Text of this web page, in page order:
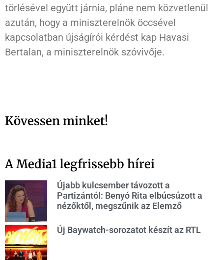
törlésével együtt járnia, pláne nem közvetlenül
azután, hogy a miniszterelnök öccsével
kapcsolatban újságírói kérdést kap Havasi
Bertalan, a miniszterelnök szóvivője.
Kövessen minket!
A Media1 legfrissebb hírei
Újabb kulcsember távozott a
Partizántól: Benyó Rita elbúcsúzott a
nézőktől, megszűnik az Elemző
Új Baywatch-sorozatot készít az RTL